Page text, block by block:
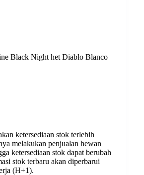
Black Night het Diablo Blanco
ketersediaan stok terlebih
melakukan penjualan hewan
ketersediaan stok dapat berubah
stok terbaru akan diperbarui
(H+1).